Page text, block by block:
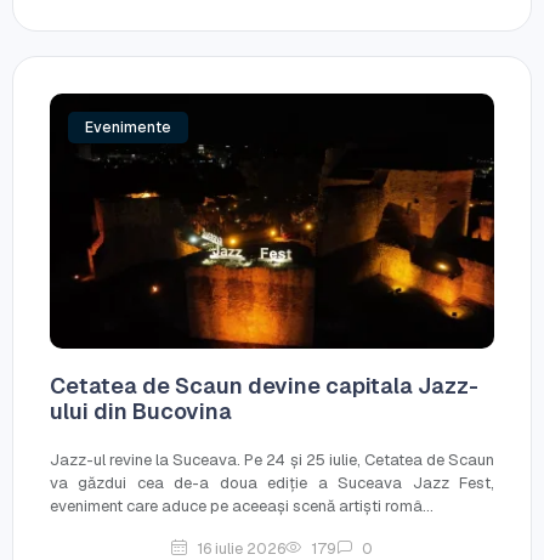
Evenimente
Cetatea de Scaun devine capitala Jazz-
ului din Bucovina
Jazz-ul revine la Suceava. Pe 24 și 25 iulie, Cetatea de Scaun
va găzdui cea de-a doua ediție a Suceava Jazz Fest,
eveniment care aduce pe aceeași scenă artiști româ...
16 iulie 2026 179 0